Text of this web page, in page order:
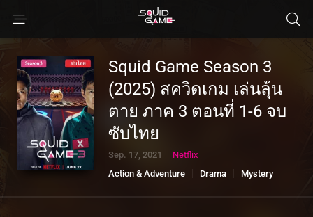
Squid Game Season 3
(2025) สควิดเกม เล่นลุ้น
ตาย ภาค 3 ตอนที่ 1-6 จบ
ซับไทย
Sep. 17, 2021
Netflix
Action & Adventure
Drama Mystery